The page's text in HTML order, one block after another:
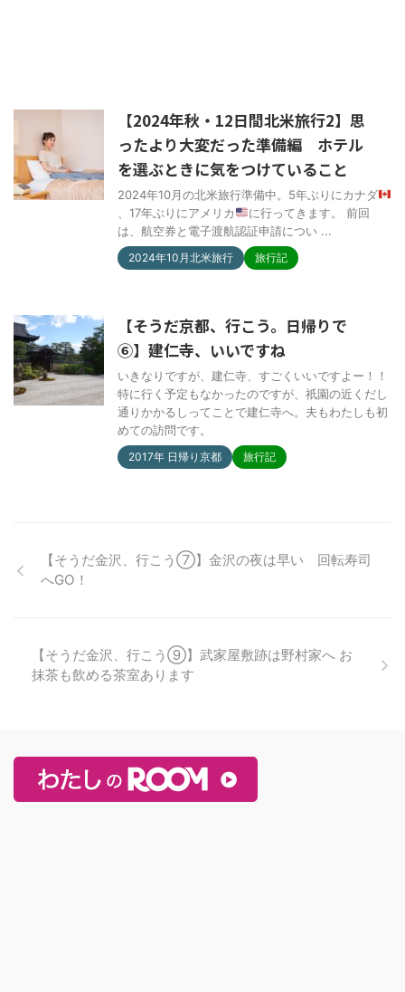
【2024年秋・12日間北米旅行2】思
ったより大変だった準備編 ホテル
を選ぶときに気をつけていること
2024年10月の北米旅行準備中。5年ぶりにカナダ
、17年ぶりにアメリカ
に行ってきます。 前回
は、航空券と電子渡航認証申請につい ...
2024年10月北米旅行 旅行記
【そうだ京都、行こう。日帰りで
⑥】建仁寺、いいですね
いきなりですが、建仁寺、すごくいいですよー！！
特に行く予定もなかったのですが、祇園の近くだし
通りかかるしってことで建仁寺へ。夫もわたしも初
めての訪問です。
2017年 日帰り京都 旅行記
【そうだ金沢、行こう⑦】金沢の夜は早い 回転寿司
へGO！
【そうだ金沢、行こう⑨】武家屋敷跡は野村家へ お
抹茶も飲める茶室あります